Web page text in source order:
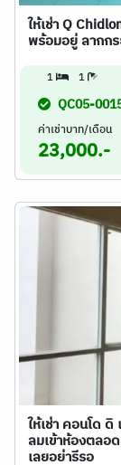
ให้เช่า Q
พร้อมอยู่ ลากกร
1 1
QC05-
ค่าเช่าบาท/เดือน
23,000.-
ให้เช่า คอนโด
ลมเข้าห้องตลอ
เลยอย่ารีรอ